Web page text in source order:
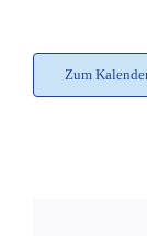
Zum